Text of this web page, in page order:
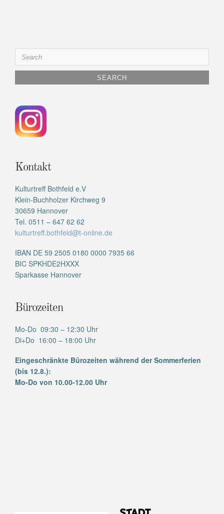
Search
for:
Kontakt
Kulturtreff Bothfeld e.V
Klein-Buchholzer Kirchweg 9
30659 Hannover
Tel. 0511 – 647 62 62
kulturtreff.bothfeld@t-online.de
IBAN DE 59 2505 0180 0000 7935 66
BIC SPKHDE2HXXX
Sparkasse Hannover
Bürozeiten
Mo-Do 09:30 – 12:30 Uhr
Di+Do 16:00 – 18:00 Uhr
Eingeschränkte Bürozeiten während der Sommerferien
(bis 12.8.):
Mo-Do von 10.00-12.00 Uhr